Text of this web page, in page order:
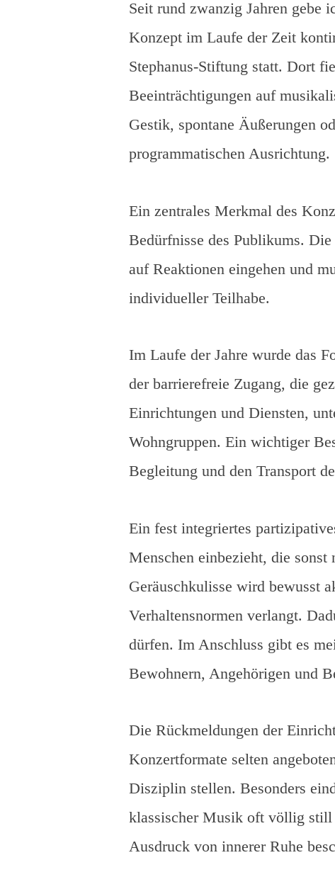
Seit rund zwanzig Jahren gebe
Konzept im Laufe der Zeit
Stephanus-Stiftung statt. Dort
Beeinträchtigungen auf
Gestik, spontane Äußerungen
programmatischen Ausrichtung.
Ein zentrales Merkmal des
Bedürfnisse des Publikums.
auf Reaktionen eingehen und
individueller Teilhabe.
Im Laufe der Jahre wurde das
der barrierefreie Zugang, die
Einrichtungen und Diensten,
Wohngruppen. Ein wichtiger
Begleitung und den Transport
Ein fest integriertes
Menschen einbezieht, die
Geräuschkulisse wird bewusst
Verhaltensnormen verlangt.
dürfen. Im Anschluss gibt es
Bewohnern, Angehörigen und
Die Rückmeldungen der
Konzertformate selten
Disziplin stellen. Besonders
klassischer Musik oft völlig still
Ausdruck von innerer Ruhe